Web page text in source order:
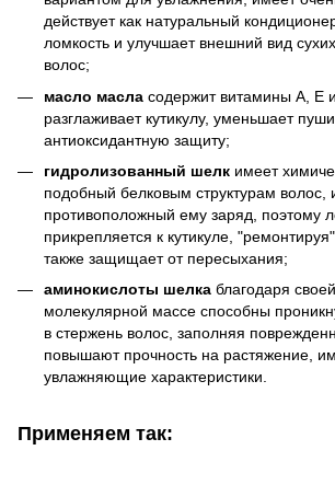
действует как натуральный
ломкость и улучшает внешний вид
волос;
масло масла содержит витамины А, Е и
разглаживает кутикулу, уменьшает
антиоксидантную защиту;
гидролизованный шелк имеет
подобный белковым структурам волос,
противоположный ему заряд, поэтому
прикрепляется к кутикуле,
также защищает от пересыхания;
аминокислоты шелка благодаря
молекулярной массе способны
в стержень волос, заполняя
повышают прочность на растяжение,
увлажняющие характеристики.
Применяем так: